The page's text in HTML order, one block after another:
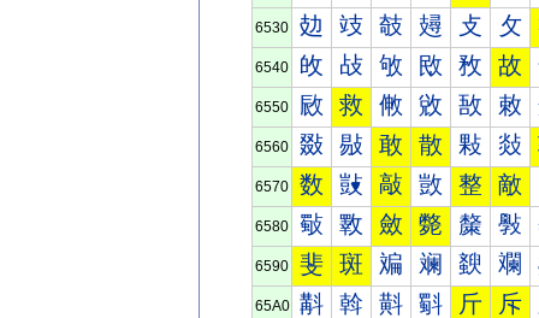
6530 攰 攱 攲 攳 攴 攵
6540 敀 敁 敂 敃 敄 故
6550 敐 救 敒 敓 敔 敕
6560 敠 敡 敢 散 敤 敥
6570 数 敱 敲 敳 整 敵
6580 斀 斁 斂 斃 斄 斅
6590 斐 斑 斒 斓 斔 斕
65A0 斠 斡 斢 斣 斤 斥